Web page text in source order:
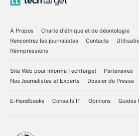
À Propos
Charte d’éthique et de déontologie
Rencontrez les journalistes
Contacts
Réimpressions
Site Web pour Informa TechTarget Partenaires
Nos Journalistes et Experts
Dossier de Presse
E-Handbooks Conseils IT Opinions Guides